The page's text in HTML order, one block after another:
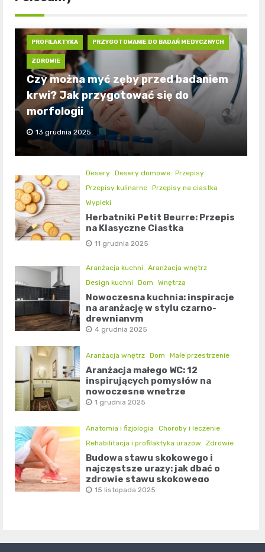
PROFILAKTYKA PRZYGOTOWANIE DO BADAŃ MEDYCZNYCH
ZDROWIE
Czy można myć zęby przed badaniem
krwi? Jak przygotować się do
morfologii
13 grudnia 2025
Desery Desery domowe Przepisy
Przepisy kulinarne Przepisy na ciastka
Wypieki
Herbatniki Petit Beurre: Przepis
na Klasyczne Ciastka
11 grudnia 2025
Aranżacja kuchni
Aranżacja wnętrz
Design kuchni
Dom Wnętrza
Nowoczesna kuchnia: inspiracje
na aranżację w stylu czarno-
drewnianym
4 grudnia 2025
Aranżacja wnętrz Dom Małe przestrzenie
Aranżacja małego WC: 12
inspirujących pomysłów na
nowoczesne wnętrze
1 grudnia 2025
Anatomia i fizjologia
Choroby i leczenie
Rehabilitacja i profilaktyka urazów
Zdrowie
Budowa stawu skokowego i
najczęstsze urazy: jak dbać o
zdrowie stawu skokowego
15 listopada 2025